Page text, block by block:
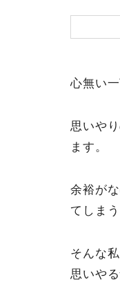
心無い
思いや
ます。
余裕が
てしまう
そんな
思いや